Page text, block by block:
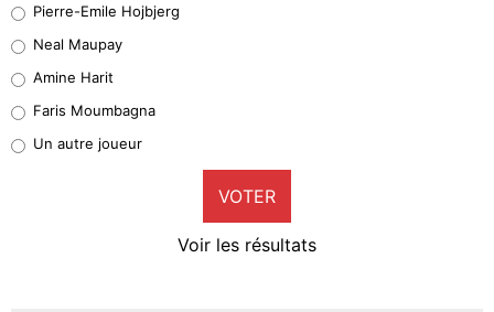
5%
1%
9%
Pierre-Emile Hojbjerg
Neal Maupay
Amine Harit
Faris Moumbagna
Un autre joueur
VOTER
Voir les résultats